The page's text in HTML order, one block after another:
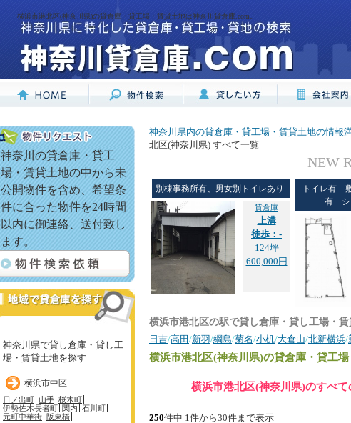
横浜市港北区(神奈川県)の貸倉庫・貸工場・賃貸土地は神奈川貸倉庫.com。
神奈川の貸倉庫・貸工
場・賃貸土地の中から未
公開物件を含め、希望条
件に合った物件を24時間
以内に御連絡、送付致し
ます。
神奈川県で貸し倉庫・貸し工
場・賃貸土地を探す
横浜市中区
日ノ出町 山手 桜木町
伊勢佐木長者町 関内 石川町
元町中華街 阪東橋
神奈川県内の貸倉庫・貸工場・賃貸土地の情報
北区(神奈川県) すべて一覧
NEW
別棟事務所有、男女別トイレあり
貸倉庫
上溝
徒歩：-
124坪
600,000円
トイレ有
有 シ
横浜市港北区の駅で貸し倉庫・貸し工場・
日吉/高田 /新羽/綱島/菊名/小机/大倉山/北新横浜/
横浜市港北区(神奈川県)の貸倉庫・貸工
横浜市港北区(神奈川県)のすべて
250件中 1件から30件まで表示